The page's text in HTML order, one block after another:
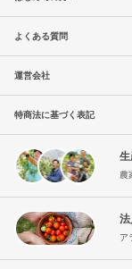
よくある質問
運営会社
特商法に基づく表記
農
ア